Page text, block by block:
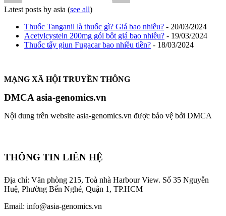
Latest posts by asia (see all)
Thuốc Tanganil là thuốc gì? Giá bao nhiêu? - 20/03/2024
Acetylcystein 200mg gói bột giá bao nhiêu? - 19/03/2024
Thuốc tẩy giun Fugacar bao nhiều tiền? - 18/03/2024
MẠNG XÃ HỘI TRUYỀN THÔNG
DMCA asia-genomics.vn
Nội dung trên website asia-genomics.vn được bảo vệ bởi DMCA
THÔNG TIN LIÊN HỆ
Địa chỉ: Văn phòng 215, Toà nhà Harbour View. Số 35 Nguyễn
Huệ, Phường Bến Nghé, Quận 1, TP.HCM
Email: info@asia-genomics.vn